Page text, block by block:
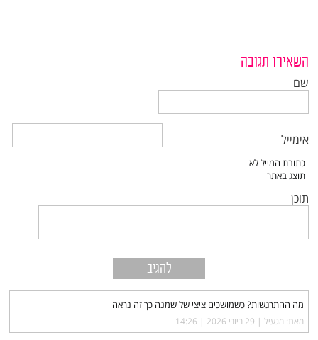
השאירו תגובה
שם
אימייל
תוכן
מה ההתרגשות? כשמושכים ציצי של שמנה כך זה נראה
מאת: מגעיל |‏ 29 ביוני 2026 | 14:26